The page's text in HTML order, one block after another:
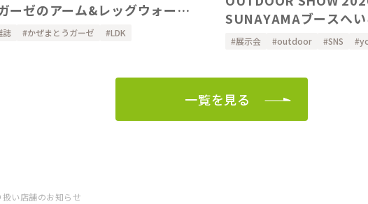
ーゼのアーム&レッグウォーマ
掲載いただきました。
誌 かぜまとうガーゼ LDK
SUNAYAMAブースへ
ました！
展示会 outdoor SNS
一覧を見る
い店舗のお知らせ